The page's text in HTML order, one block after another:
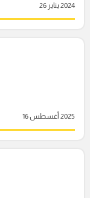
2024 يناير 26
2025 أغسطس 16